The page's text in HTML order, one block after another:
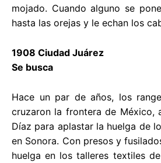
mojado. Cuando alguno se
hasta las orejas y le echan los
1908 Ciudad Juárez
Se busca
Hace un par de años, los
cruzaron la frontera de México,
Díaz para aplastar la huelga de
en Sonora. Con presos y
huelga en los talleres textiles